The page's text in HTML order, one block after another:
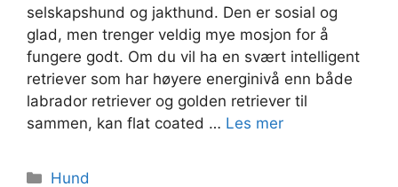
selskapshund og jakthund. Den er sosial og
glad, men trenger veldig mye mosjon for å
fungere godt. Om du vil ha en svært intelligent
retriever som har høyere energinivå enn både
labrador retriever og golden retriever til
sammen, kan flat coated … Les mer
Kategorier
Hund